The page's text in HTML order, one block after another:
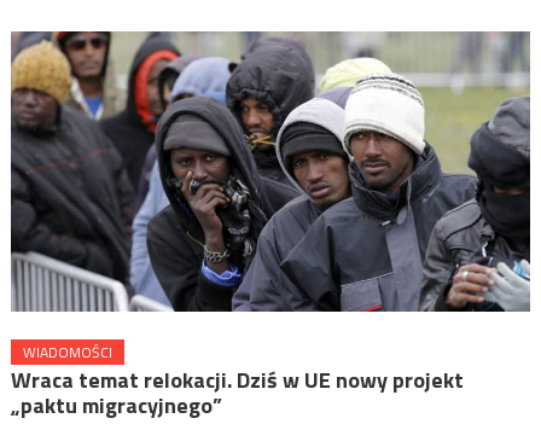
WIADOMOŚCI
Wraca temat relokacji. Dziś w UE nowy projekt
„paktu migracyjnego”